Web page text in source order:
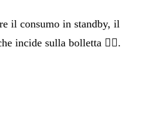
il consumo in standby, il
incide sulla bolletta 🧛‍♂️.